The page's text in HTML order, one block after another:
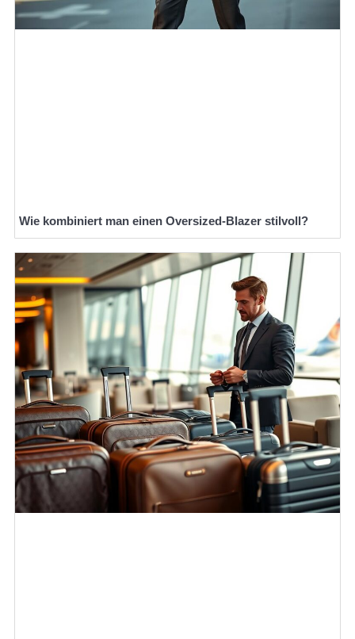
Wie kombiniert man einen Oversized-Blazer stilvoll?